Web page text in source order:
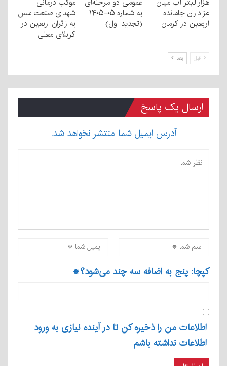
عزاداران جامانده
اربعین در کرمان
به شماره ۰۵-۱۴۰۵
(تجدید اول)
شهدای صنعت مس
به زائران اربعین در
کربلای معلی
قبل بعد
ارسال یک پاسخ
آدرس ایمیل شما منتشر نخواهد شد.
کپچا: پنج به اضافه سه چند می‌شود؟*
اطلاعات من را ذخیره کن تا در آینده نیازی به ورود
اطلاعات نداشته باشم